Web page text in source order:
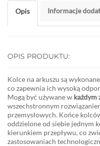
Opis Informacje
OPIS PRODUKTU:
Kolce na arkuszu są
co zapewnia ich wysoką
Mogą być używane w każdym
wszechstronnym
przemysłowych. Końce
oddzielone od siebie jednym
kierunkiem przepływu, co
zastosowaniach